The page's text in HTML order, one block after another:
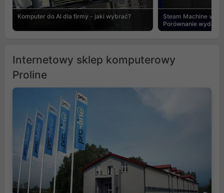
Komputer do AI dla firmy - jaki wybrać?
Steam Machine vs
Porównanie
Internetowy sklep komputerowy
Proline